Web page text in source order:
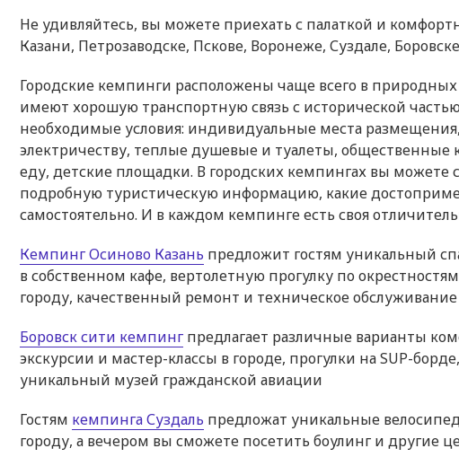
Не удивляйтесь, вы можете приехать с палаткой и
Казани, Петрозаводске, Пскове, Воронеже, Суздале,
Городские кемпинги расположены чаще всего в природных
имеют хорошую транспортную связь с исторической
необходимые условия: индивидуальные места
электричеству, теплые душевые и туалеты,
еду, детские площадки. В городских кемпингах вы можете
подробную туристическую информацию, какие
самостоятельно. И в каждом кемпинге есть своя
Кемпинг Осиново Казань предложит гостям уникальный
в собственном кафе, вертолетную прогулку по
городу, качественный ремонт и техническое
Боровск сити кемпинг предлагает различные варианты
экскурсии и мастер-классы в городе, прогулки на SUP-
уникальный музей гражданской авиации
Гостям кемпинга Суздаль предложат уникальные
городу, а вечером вы сможете посетить боулинг и другие